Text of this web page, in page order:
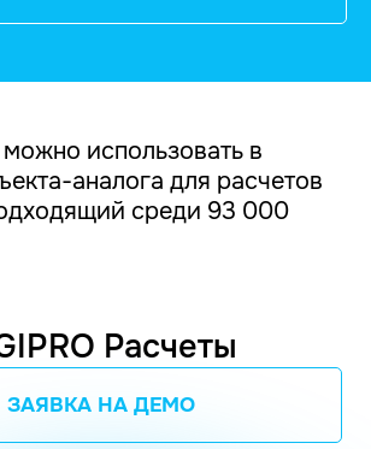
использовать в
аналога для расчетов
среди 93 000
Расчеты
ЗАЯВКА НА ДЕМО